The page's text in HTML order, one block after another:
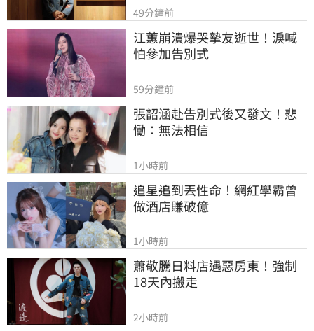
49分鐘前
江蕙崩潰爆哭摯友逝世！淚喊
怕參加告別式
59分鐘前
張韶涵赴告別式後又發文！悲
慟：無法相信
1小時前
追星追到丟性命！網紅學霸曾
做酒店賺破億
1小時前
蕭敬騰日料店遇惡房東！強制
18天內搬走
2小時前